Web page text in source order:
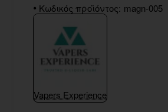
Κωδικός προϊόντος: magn-005
Vapers Experience